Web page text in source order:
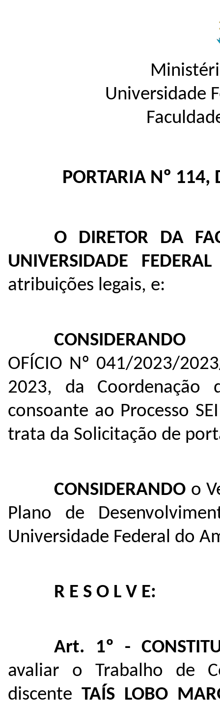
Universidade
PORTARIA Nº 114,
O DIRETOR DA
UNIVERSIDADE
atribuições legais, e:
CONSIDERANDO
OFÍCIO Nº 041/2023/
2023, da Coordenação
consoante ao Processo
trata da Solicitação de
CONSIDERANDO o
Plano de
Universidade Federal do
R E S O L V E:
Art. 1º -
avaliar o Trabalho de
discenteTAÍS LOBO